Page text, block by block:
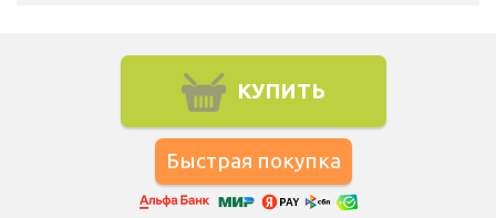
КУПИТЬ